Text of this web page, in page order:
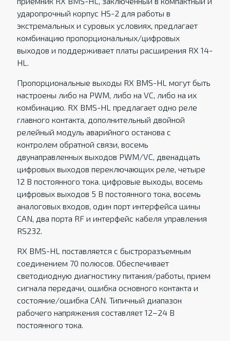
ударопрочный корпус HS-2 для работы в
экстремальных и суровых условиях, предлагает
комбинацию пропорциональных/цифровых
выходов и поддерживает платы расширения RX 14-
HL.
Пропорциональные выходы RX BMS-HL могут быть
настроены либо на PWM, либо на VC, либо на их
комбинацию. RX BMS-HL предлагает одно реле
главного контакта, дополнительный двойной
релейный модуль аварийного останова с
контролем обратной связи, восемь
двунаправленных выходов PWM/VC, двенадцать
цифровых выходов переключающих реле, четыре
12 В постоянного тока. цифровые выходы, восемь
цифровых выходов 5 В постоянного тока, восемь
аналоговых входов, один порт интерфейса шины
CAN, два порта RF и интерфейс кабеля управления
RS232.
RX BMS-HL поставляется с быстроразъемным
соединением 70 полюсов. Обеспечивает
светодиодную диагностику питания/работы, прием
сигнала передачи, ошибка основного контакта и
состояние/ошибка CAN. Типичный диапазон
рабочего напряжения составляет 12–24 В
постоянного тока.